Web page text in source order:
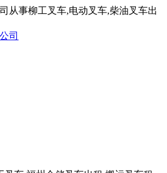
从事柳工叉车,电动叉车,柴油叉车出